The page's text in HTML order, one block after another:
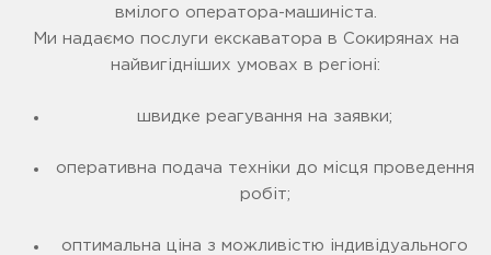
вмілого оператора-машиніста.
Ми надаємо послуги екскаватора в Сокирянах на
найвигідніших умовах в регіоні:
швидке реагування на заявки;
оперативна подача техніки до місця проведення
робіт;
оптимальна ціна з можливістю індивідуального